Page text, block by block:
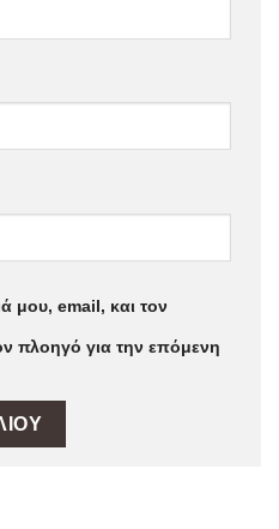
μου, email, και τον
πλοηγό για την επόμενη